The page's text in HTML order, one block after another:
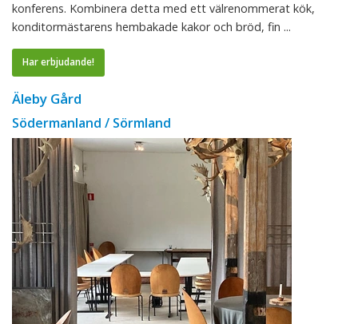
konferens. Kombinera detta med ett välrenommerat kök,
konditormästarens hembakade kakor och bröd, fin ...
Har erbjudande!
Äleby Gård
Södermanland / Sörmland